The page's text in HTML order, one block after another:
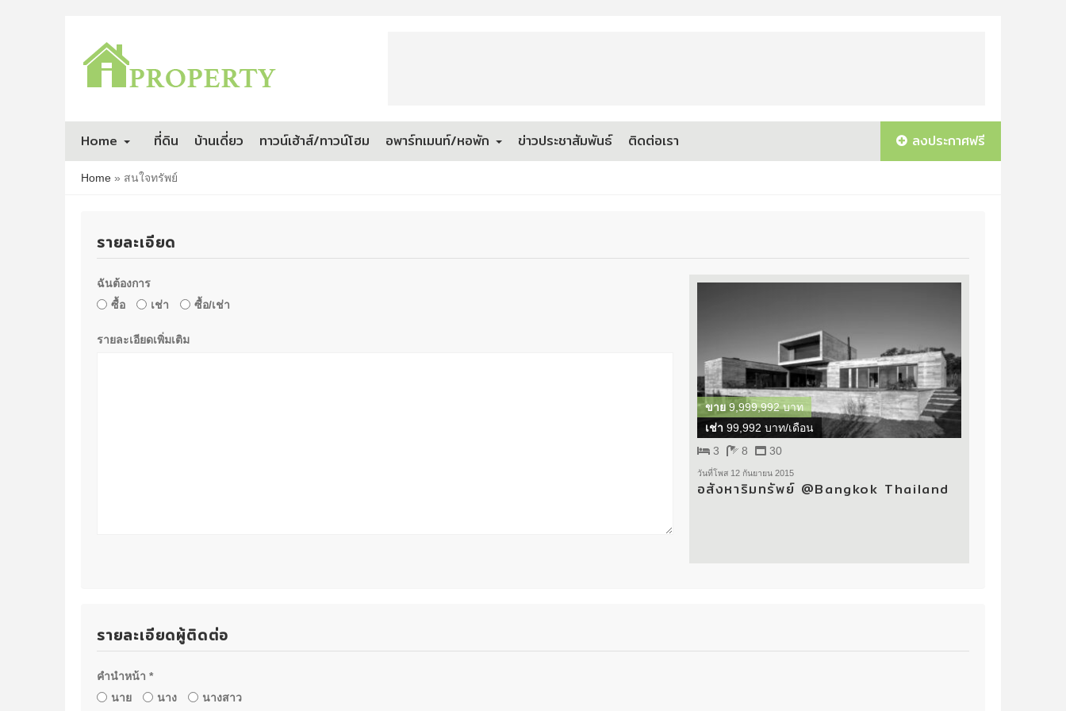
Home ที่ดิน บ้านเดี่ยว ทาวน์เฮ้าส์/ทาวน์โฮม อพาร์ทเมนท์/หอพัก ข่าวประชาสัมพันธ์ ติดต่อเรา ลงประกาศฟรี
Home » สนใจทรัพย์
รายละเอียด
ฉันต้องการ
ซื้อ
เช่า ซื้อ/เช่า
รายละเอียดเพิ่มเติม
เช่า 99,992 บาท/เดือน
ขาย9,999,992 บาท
3 8 30
วันที่โพส 12 กันยายน 2015
อสังหาริมทรัพย์ @Bangkok Thailand
รายละเอียดผู้ติดต่อ
คำนำหน้า *
นาย
นาง นางสาว